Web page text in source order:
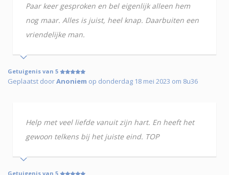
Paar keer gesproken en bel eigenlijk alleen hem
nog maar. Alles is juist, heel knap. Daarbuiten een
vriendelijke man.
Getuigenis van 5
Geplaatst doorAnoniem op donderdag 18 mei 2023 om 8u36
Help met veel liefde vanuit zijn hart. En heeft het
gewoon telkens bij het juiste eind. TOP
Getuigenis van 5